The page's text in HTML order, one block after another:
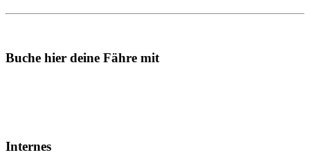
Buche hier deine Fähre mit
Internes